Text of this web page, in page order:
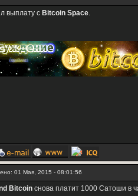
выплату с Bitcoin Space.
01 Мая, 2015 - 08:01:56
Bitcoin снова платит 1000 Сатоши в